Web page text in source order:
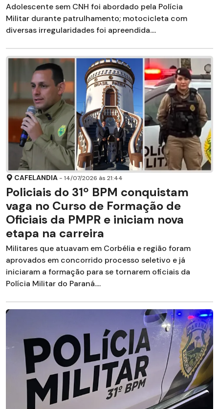
Adolescente sem CNH foi abordado pela Polícia
Militar durante patrulhamento; motocicleta com
diversas irregularidades foi apreendida....
CAFELANDIA - 14/07/2026 às 21:44
Policiais do 31º BPM conquistam
vaga no Curso de Formação de
Oficiais da PMPR e iniciam nova
etapa na carreira
Militares que atuavam em Corbélia e região foram
aprovados em concorrido processo seletivo e já
iniciaram a formação para se tornarem oficiais da
Polícia Militar do Paraná....